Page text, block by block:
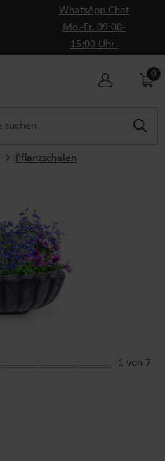
WhatsApp Chat
Mo.-Fr. 09:00-
15:00 Uhr
0
Pflanzschalen
1 von 7